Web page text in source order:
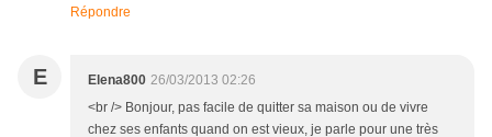
Répondre
E Elena800 26/03/2013 02:26
<br /> Bonjour, pas facile de quitter sa maison ou de vivre
chez ses enfants quand on est vieux, je parle pour une très